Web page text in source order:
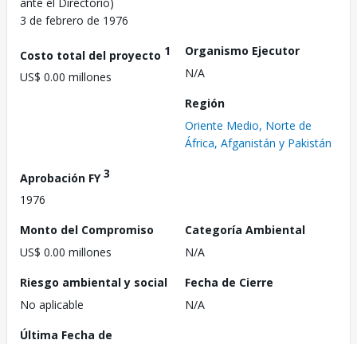
3 de febrero de 1976
Costo total del proyecto 1
US$ 0.00 millones
Organismo Ejecutor
N/A
Región
Oriente Medio, Norte de
África, Afganistán y Pakistán
Aprobación FY3
1976
Monto del Compromiso
US$ 0.00 millones
Categoría Ambiental
N/A
Riesgo ambiental y social
No aplicable
Fecha de Cierre
N/A
Última Fecha de